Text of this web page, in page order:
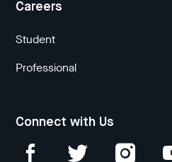
Careers
Student
Professional
Connect with Us